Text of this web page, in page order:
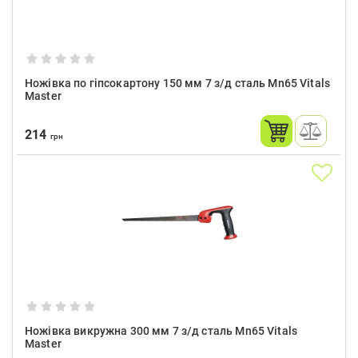
Ножівка по гіпсокартону 150 мм 7 з/д сталь Mn65 Vitals
Master
214 грн
Ножівка викружна 300 мм 7 з/д сталь Mn65 Vitals
Master